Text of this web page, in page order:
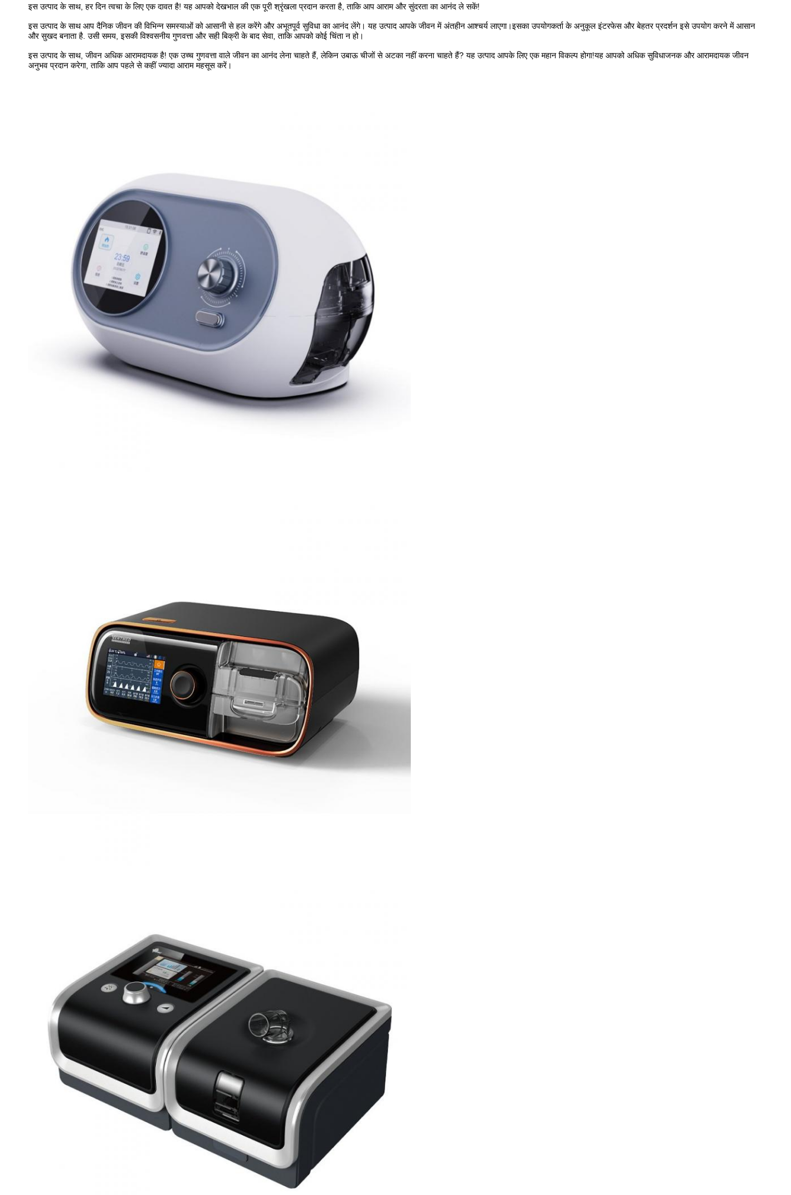
इस उत्पाद के साथ, हर दिन त्वचा के लिए एक दावत है! यह आपको देखभाल की एक पूरी श्रृंखला प्रदान करता है, ताकि आप आराम और सुंदरता का आनंद ले सकें!
इस उत्पाद के साथ आप दैनिक जीवन की विभिन्न समस्याओं को आसानी से हल करेंगे और अभूतपूर्व सुविधा का आनंद लेंगे। यह उत्पाद आपके जीवन में अंतहीन आश्चर्य लाएगा।इसका उपयोगकर्ता के अनुकूल इंटरफेस और बेहतर प्रदर्शन इसे उपयोग करने में आसान
और सुखद बनाता है. उसी समय, इसकी विश्वसनीय गुणवत्ता और सही बिक्री के बाद सेवा, ताकि आपको कोई चिंता न हो।
इस उत्पाद के साथ, जीवन अधिक आरामदायक है! एक उच्च गुणवत्ता वाले जीवन का आनंद लेना चाहते हैं, लेकिन उबाऊ चीजों से अटका नहीं करना चाहते हैं? यह उत्पाद आपके लिए एक महान विकल्प होगा!यह आपको अधिक सुविधाजनक और आरामदायक जीवन
अनुभव प्रदान करेगा, ताकि आप पहले से कहीं ज्यादा आराम महसूस करें।